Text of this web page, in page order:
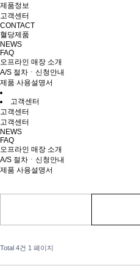
제품정보
고객센터
CONTACT
혈당제품
NEWS
FAQ
오프라인 매장 소개
A/S 절차ㆍ신청안내
제품 사용설명서
고객센터
고객센터
고객센터
NEWS
FAQ
오프라인 매장 소개
A/S 절차ㆍ신청안내
제품 사용설명서
Total 4건 1 페이지